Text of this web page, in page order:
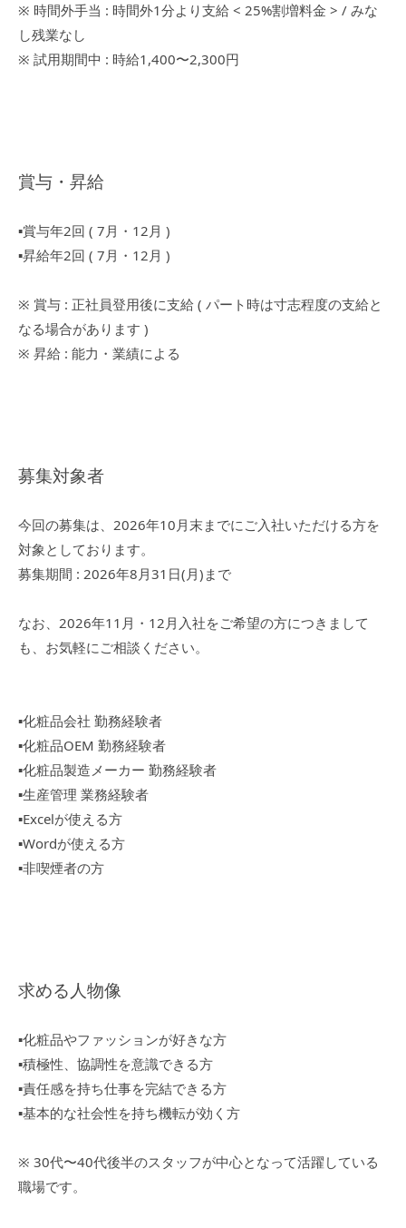
※ 時間外手当 : 時間外1分より支給 < 25%割増料金 > / みな
し残業なし
※ 試用期間中 : 時給1,400〜2,300円
賞与・昇給
▪︎賞与年2回 ( 7月・12月 )
▪︎昇給年2回 ( 7月・12月 )
※ 賞与 : 正社員登用後に支給 ( パート時は寸志程度の支給と
なる場合があります )
※ 昇給 : 能力・業績による
募集対象者
今回の募集は、2026年10月末までにご入社いただける方を
対象としております。
募集期間 : 2026年8月31日(月)まで
なお、2026年11月・12月入社をご希望の方につきまして
も、お気軽にご相談ください。
▪︎化粧品会社 勤務経験者
▪︎化粧品OEM 勤務経験者
▪︎化粧品製造メーカー 勤務経験者
▪︎生産管理 業務経験者
▪︎Excelが使える方
▪︎Wordが使える方
▪︎非喫煙者の方
求める人物像
▪︎化粧品やファッションが好きな方
▪︎積極性、協調性を意識できる方
▪︎責任感を持ち仕事を完結できる方
▪︎基本的な社会性を持ち機転が効く方
※ 30代〜40代後半のスタッフが中心となって活躍している
職場です。